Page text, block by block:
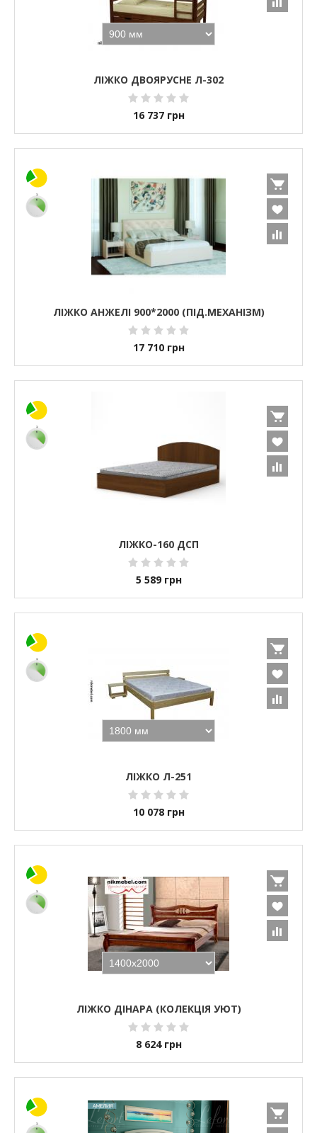
ЛІЖКО ДВОЯРУСНЕ Л-302
16 737 грн
ЛІЖКО АНЖЕЛІ 900*2000 (ПІД.МЕХАНІЗМ)
17 710 грн
ЛІЖКО-160 ДСП
5 589 грн
ЛІЖКО Л-251
10 078 грн
ЛІЖКО ДІНАРА (КОЛЕКЦІЯ УЮТ)
8 624 грн